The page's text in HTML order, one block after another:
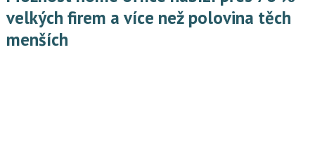
velkých firem a více než polovina těch
menších